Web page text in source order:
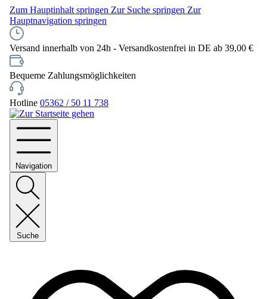
Zum Hauptinhalt springen Zur Suche springen Zur
Hauptnavigation springen
Versand innerhalb von 24h - Versandkostenfrei in DE ab 39,00 €
Bequeme Zahlungsmöglichkeiten
Hotline 05362 / 50 11 738
Navigation
Suche